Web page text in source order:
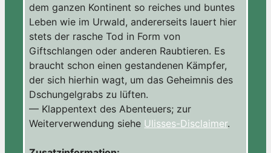
dem ganzen Kontinent so reiches und buntes
Leben wie im Urwald, andererseits lauert hier
stets der rasche Tod in Form von
Giftschlangen oder anderen Raubtieren. Es
braucht schon einen gestandenen Kämpfer,
der sich hierhin wagt, um das Geheimnis des
Dschungelgrabs zu lüften.
— Klappentext des Abenteuers; zur
Weiterverwendung siehe Ulisses-Disclaimer.